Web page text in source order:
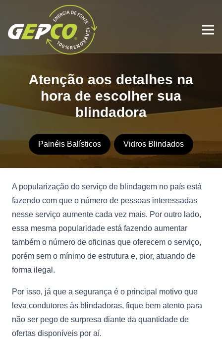
Atenção aos detalhes na
hora de escolher sua
blindadora
Painéis Balísticos Vidros Blindados
A popularização do serviço de blindagem no país está
fazendo com que o número de pessoas interessadas
nesse serviço aumente cada vez mais. Por outro lado,
essa mesma popularidade está fazendo aumentar
também o número de oficinas que oferecem o serviço,
porém sem o mínimo de estrutura e, pior, atuando de
forma ilegal.
Por isso, já que a segurança é o principal motivo que
leva condutores às blindadoras, fique bem atento para
não ser pego de surpresa diante da quantidade de
ofertas disponíveis por aí.